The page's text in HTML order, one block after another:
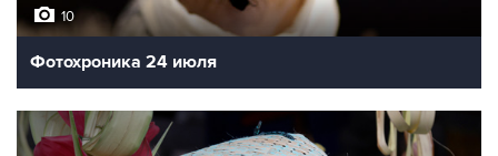
10
Фотохроника 24 июля